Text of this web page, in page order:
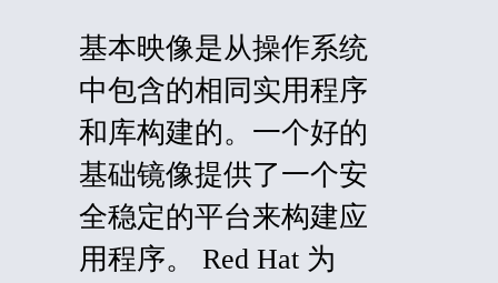
基本映像是从操作系统
中包含的相同实用程序
和库构建的。一个好的
基础镜像提供了一个安
全稳定的平台来构建应
用程序。 Red Hat 为